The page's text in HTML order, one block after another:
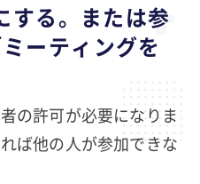
る。または参
ーティングを
の許可が必要になりま
ば他の人が参加できな